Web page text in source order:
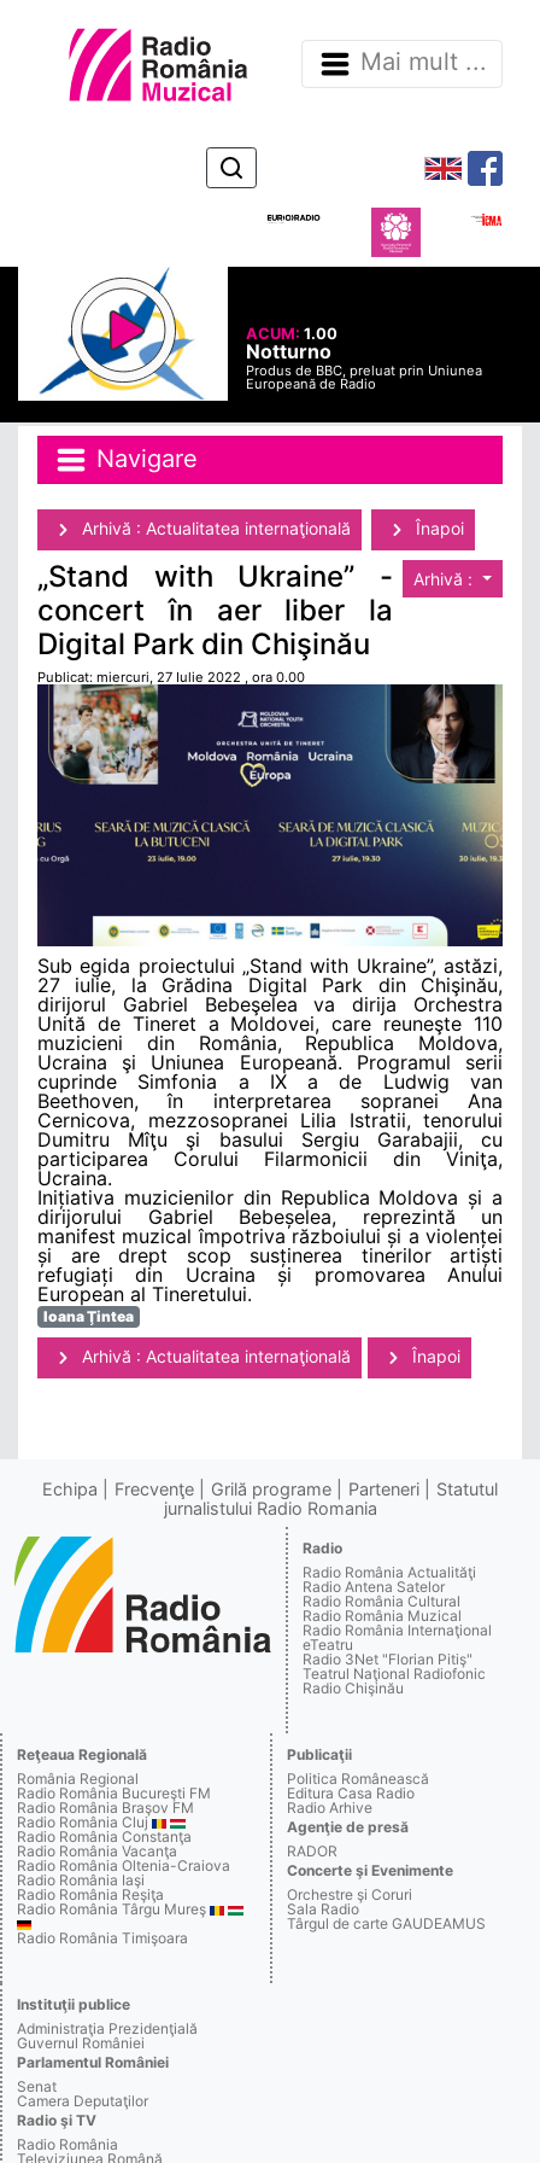
Mai mult ...
ACUM:1.00
Notturno
Produs de BBC, preluat prin Uniunea
Europeană de Radio
Navigare
Arhivă : Actualitatea internaţională Înapoi
Arhivă :
„Stand with Ukraine” -
concert în aer liber la
Digital Park din Chişinău
Publicat: miercuri, 27 Iulie 2022 , ora 0.00
Sub egida proiectului „Stand with Ukraine”, astăzi,
27 iulie, la Grădina Digital Park din Chişinău,
dirijorul Gabriel Bebeşelea va dirija Orchestra
Unită de Tineret a Moldovei, care reuneşte 110
muzicieni din România, Republica Moldova,
Ucraina şi Uniunea Europeană. Programul serii
cuprinde Simfonia a IX a de Ludwig van
Beethoven, în interpretarea sopranei Ana
Cernicova, mezzosopranei Lilia Istratii, tenorului
Dumitru Mîţu şi basului Sergiu Garabajii, cu
participarea Corului Filarmonicii din Viniţa,
Ucraina.
Inițiativa muzicienilor din Republica Moldova și a
dirijorului Gabriel Bebeșelea, reprezintă un
manifest muzical împotriva războiului și a violenței
și are drept scop susținerea tinerilor artiști
refugiați din Ucraina și promovarea Anului
European al Tineretului.
Ioana Ţintea
Arhivă : Actualitatea internaţională Înapoi
Echipa Frecvenţe Grilă programe Parteneri
Statutul
jurnalistului Radio Romania
Radio
Radio România Actualităţi
Radio Antena Satelor
Radio România Cultural
Radio România Muzical
Radio România Internaţional
eTeatru
Radio 3Net "Florian Pitiş"
Teatrul Naţional Radiofonic
Radio Chişinău
Reţeaua Regională
România Regional
Radio România Bucureşti FM
Radio România Braşov FM
Radio România Cluj
Radio România Constanţa
Radio România Vacanţa
Radio România Oltenia-Craiova
Radio România Iaşi
Radio România Reşiţa
Radio România Târgu Mureş
Radio România Timişoara
Publicaţii
Politica Românească
Editura Casa Radio
Radio Arhive
Agenţie de presă
RADOR
Concerte şi Evenimente
Orchestre şi Coruri
Sala Radio
Târgul de carte GAUDEAMUS
Instituţii publice
Administraţia Prezidenţială
Guvernul României
Parlamentul României
Senat
Camera Deputaţilor
Radio şi TV
Radio România
Televiziunea Română